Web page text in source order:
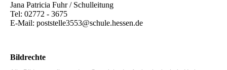
Jana Patricia Fuhr / Schulleitung
Tel: 02772 - 3675
E-Mail: poststelle3553@schule.hessen.de
Bildrechte